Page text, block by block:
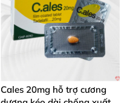
Cales 20mg hỗ trợ cương